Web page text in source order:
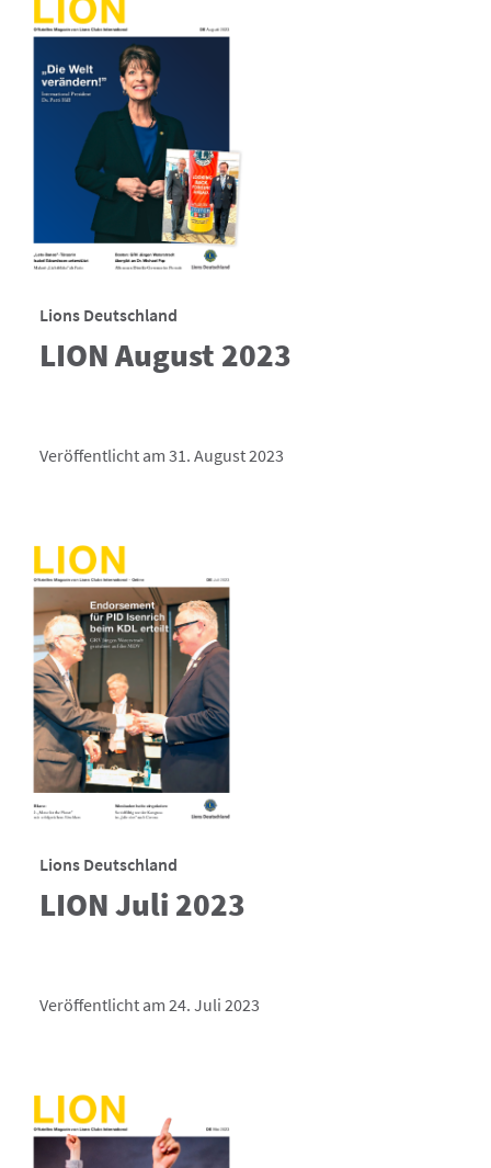
Lions Deutschland
LION August 2023
Veröffentlicht am 31. August 2023
Lions Deutschland
LION Juli 2023
Veröffentlicht am 24. Juli 2023